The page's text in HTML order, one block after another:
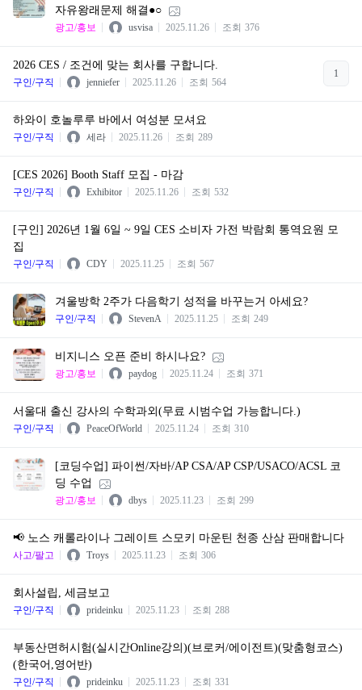
자유왕래문제 해결●○
광고/홍보 usvisa 2025.11.26 조회 376
2026 CES / 조건에 맞는 회사를 구합니다.
구인/구직 jenniefer 2025.11.26 조회 564
1
하와이 호놀루루 바에서 여성분 모셔요
구인/구직 세라 2025.11.26 조회 289
[CES 2026] Booth Staff 모집 - 마감
구인/구직 Exhibitor 2025.11.26 조회 532
[구인] 2026년 1월 6일 ~ 9일 CES 소비자 가전 박람회 통역요원 모
집
구인/구직 CDY 2025.11.25 조회 567
겨울방학 2주가 다음학기 성적을 바꾸는거 아세요?
구인/구직 StevenA 2025.11.25 조회 249
비지니스 오픈 준비 하시나요?
광고/홍보 paydog 2025.11.24 조회 371
서울대 출신 강사의 수학과외(무료 시범수업 가능합니다.)
구인/구직 PeaceOfWorld 2025.11.24 조회 310
[코딩수업] 파이썬/자바/AP CSA/AP CSP/USACO/ACSL 코
딩 수업
광고/홍보 dbys 2025.11.23 조회 299
📢 노스 캐롤라이나 그레이트 스모키 마운틴 천종 산삼 판매합니다
사고/팔고 Troys 2025.11.23 조회 306
회사설립, 세금보고
구인/구직 prideinku 2025.11.23 조회 288
부동산면허시험(실시간Online강의)(브로커/에이전트)(맞춤형코스)
(한국어,영어반)
구인/구직 prideinku 2025.11.23 조회 331